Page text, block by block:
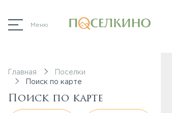
Меню
Главная
Поселки
Поиск по карте
Поиск по карте